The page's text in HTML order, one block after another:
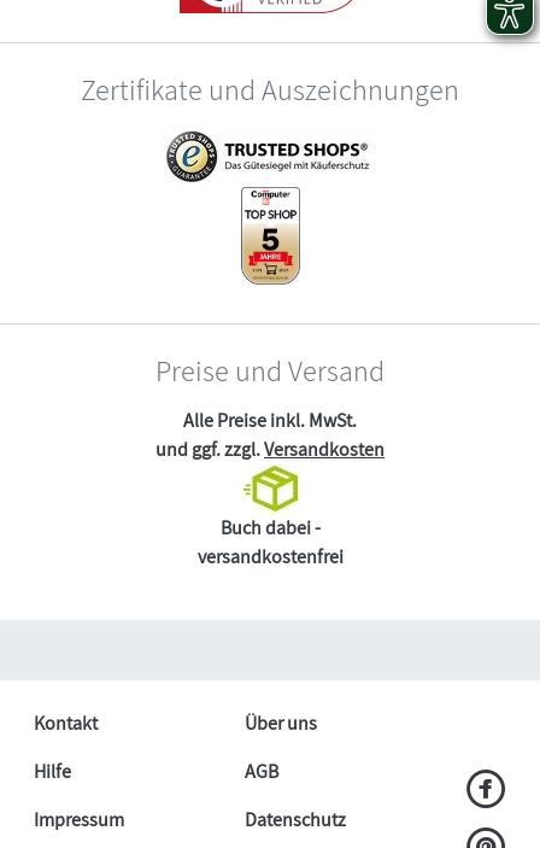
Zertifikate und Auszeichnungen
Preise und Versand
Alle Preise inkl. MwSt.
und ggf. zzgl.Versandkosten
Buch dabei -
versandkostenfrei
Kontakt
Über uns
Hilfe
AGB
Impressum
Datenschutz